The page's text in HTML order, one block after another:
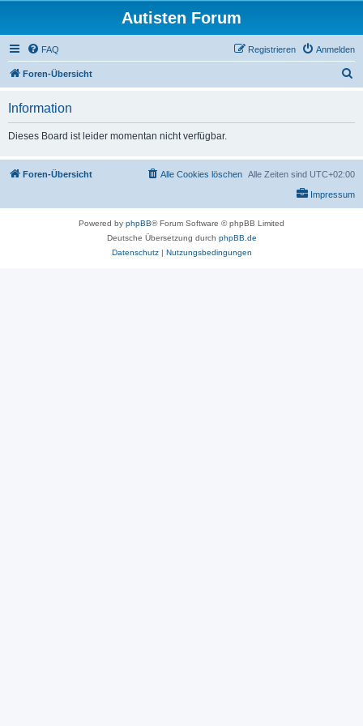
Autisten Forum
FAQ Anmelden
Registrieren
Foren-Übersicht
Information
Dieses Board ist leider momentan nicht verfügbar.
Foren-Übersicht Alle Zeiten sind UTC+02:00
Alle Cookies löschen
Impressum
Powered by phpBB® Forum Software © phpBB Limited
Deutsche Übersetzung durch phpBB.de
Datenschutz| Nutzungsbedingungen